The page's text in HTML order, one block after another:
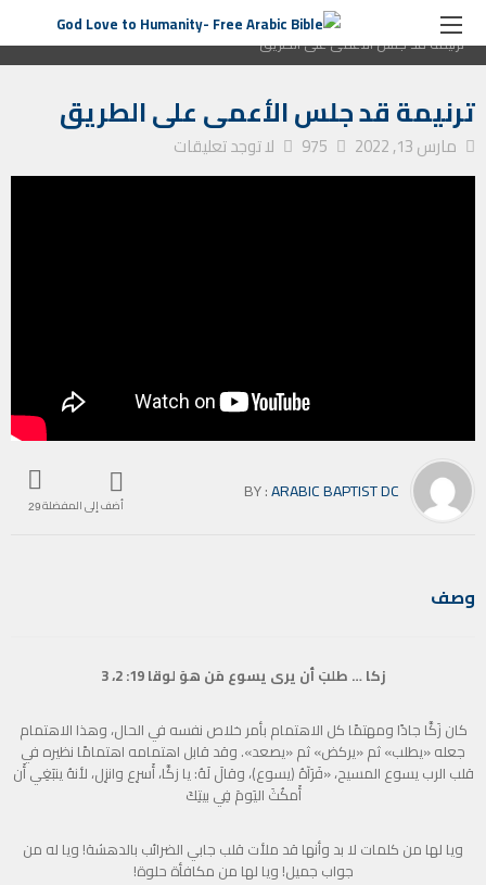
الصفحة الرئيسية
التأمل الأسبوعي
ترنيمة قد جلس الأعمى على الطريق
ترنيمة قد جلس الأعمى على الطريق
مارس 13, 2022 975 لا توجد تعليقات
أضف إلى المفضلة29
BY :ARABIC BAPTIST DC
وصف
زكا … طلبَ أن يرى يسوع مَن هوَ لوقا 19: 2، 3
كان زَكَّا جادًا ومهتمًا كل الاهتمام بأمر خلاص نفسه في الحال، وهذا الاهتمام
جعله «يطلب» ثم «يركض» ثم «يصعد». وقد قابل اهتمامه اهتمامًا نظيره في
قلب الرب يسوع المسيح، «فَرَآهُ (يسوع)، وقالَ لَهُ: يا زكَّا، أَسرِع وانزِل، لأنهُ ينبَغِي أَن
أَمكُثَ اليَومَ فِي بيتِكَ
ويا لها من كلمات لا بد وأنها قد ملأت قلب جابي الضرائب بالدهشة! ويا له من
جواب جميل! ويا لها من مكافأة حلوة!